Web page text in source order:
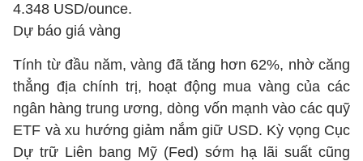
4.348 USD/ounce.
Dự báo giá vàng
Tính từ đầu năm, vàng đã tăng hơn 62%, nhờ căng
thẳng địa chính trị, hoạt động mua vàng của các
ngân hàng trung ương, dòng vốn mạnh vào các quỹ
ETF và xu hướng giảm nắm giữ USD. Kỳ vọng Cục
Dự trữ Liên bang Mỹ (Fed) sớm hạ lãi suất cũng